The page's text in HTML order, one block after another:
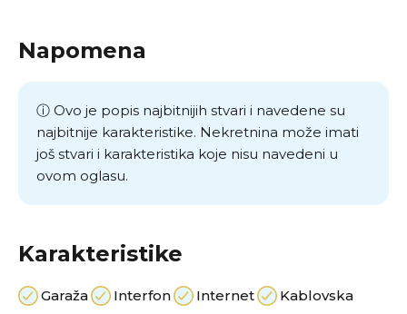
Napomena
ⓘ Ovo je popis najbitnijih stvari i navedene su
najbitnije karakteristike. Nekretnina može imati
još stvari i karakteristika koje nisu navedeni u
ovom oglasu.
Karakteristike
Garaža Interfon Internet Kablovska